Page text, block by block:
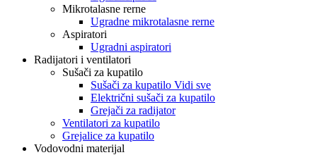
Mikrotalasne rerne
Ugradne mikrotalasne rerne
Aspiratori
Ugradni aspiratori
Radijatori i ventilatori
Sušači za kupatilo
Sušači za kupatilo Vidi sve
Električni sušači za kupatilo
Grejači za radijator
Ventilatori za kupatilo
Grejalice za kupatilo
Vodovodni materijal